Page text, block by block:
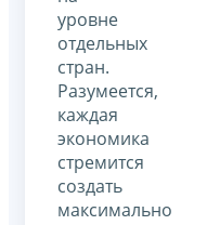
уровне
отдельных
стран.
Разумеется,
каждая
экономика
стремится
создать
максимально